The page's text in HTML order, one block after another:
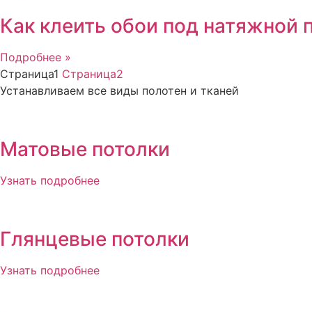
Как клеить обои под натяжной
Подробнее »
Страница1 Страница2
Устанавливаем все виды полотен и тканей
Матовые потолки
Узнать подробнее
Глянцевые потолки
Узнать подробнее